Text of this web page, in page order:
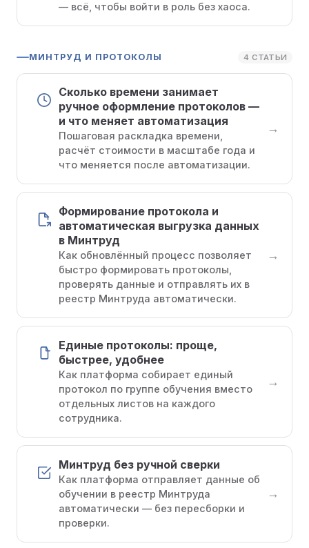
— всё, чтобы войти в роль без хаоса.
МИНТРУД И ПРОТОКОЛЫ 4 СТАТЬИ
Сколько времени занимает
ручное оформление протоколов —
и что меняет автоматизация
Пошаговая раскладка времени,
расчёт стоимости в масштабе года и
что меняется после автоматизации.
→
Формирование протокола и
автоматическая выгрузка данных
в Минтруд
Как обновлённый процесс позволяет
быстро формировать протоколы,
проверять данные и отправлять их в
реестр Минтруда автоматически.
→
Единые протоколы: проще,
быстрее, удобнее
Как платформа собирает единый
протокол по группе обучения вместо
отдельных листов на каждого
сотрудника.
→
Минтруд без ручной сверки
Как платформа отправляет данные об
обучении в реестр Минтруда
автоматически — без пересборки и
проверки.
→